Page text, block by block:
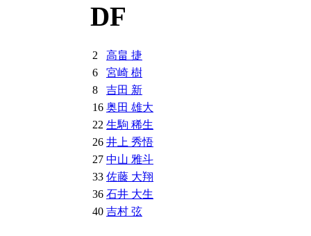
DF
2
高畠 捷
6
宮崎 樹
8
吉田 新
16 奥田 雄大
22 生駒 稀生
26 井上 秀悟
27 中山 雅斗
33 佐藤 大翔
36 石井 大生
40 吉村 弦